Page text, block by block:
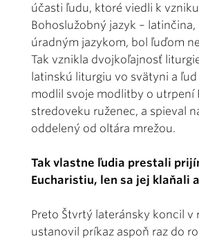
účasti ľudu, ktoré viedli k
Bohoslužobný jazyk – latinčina,
úradným jazykom, bol ľuďom
Tak vznikla dvojkoľajnosť
latinskú liturgiu vo svätyni a ľud
modlil svoje modlitby o utrpení
stredoveku ruženec, a spieval
oddelený od oltára mrežou.
Tak vlastne ľudia prestali
Eucharistiu, len sa jej klaňali
Preto Štvrtý lateránsky koncil v
ustanovil príkaz aspoň raz do